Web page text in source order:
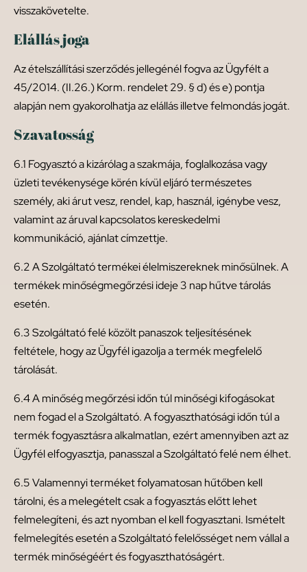
visszakövetelte.
Elállás joga
Az ételszállítási szerződés jellegénél fogva az Ügyfélt a
45/2014. (II.26.) Korm. rendelet 29. § d) és e) pontja
alapján nem gyakorolhatja az elállás illetve felmondás jogát.
Szavatosság
6.1 Fogyasztó a kizárólag a szakmája, foglalkozása vagy
üzleti tevékenysége körén kívül eljáró természetes
személy, aki árut vesz, rendel, kap, használ, igénybe vesz,
valamint az áruval kapcsolatos kereskedelmi
kommunikáció, ajánlat címzettje.
6.2 A Szolgáltató termékei élelmiszereknek minősülnek. A
termékek minőségmegőrzési ideje 3 nap hűtve tárolás
esetén.
6.3 Szolgáltató felé közölt panaszok teljesítésének
feltétele, hogy az Ügyfél igazolja a termék megfelelő
tárolását.
6.4 A minőség megőrzési időn túl minőségi kifogásokat
nem fogad el a Szolgáltató. A fogyaszthatósági időn túl a
termék fogyasztásra alkalmatlan, ezért amennyiben azt az
Ügyfél elfogyasztja, panasszal a Szolgáltató felé nem élhet.
6.5 Valamennyi terméket folyamatosan hűtőben kell
tárolni, és a melegételt csak a fogyasztás előtt lehet
felmelegíteni, és azt nyomban el kell fogyasztani. Ismételt
felmelegítés esetén a Szolgáltató felelősséget nem vállal a
termék minőségéért és fogyaszthatóságért.